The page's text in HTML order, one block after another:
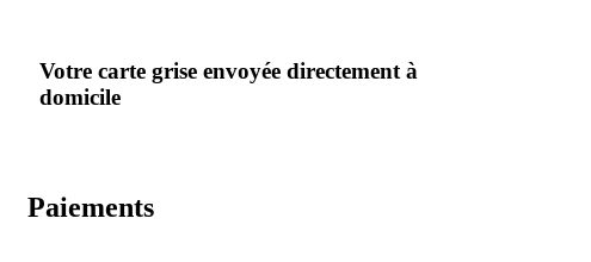
Votre carte grise envoyée directement à
domicile
Paiements